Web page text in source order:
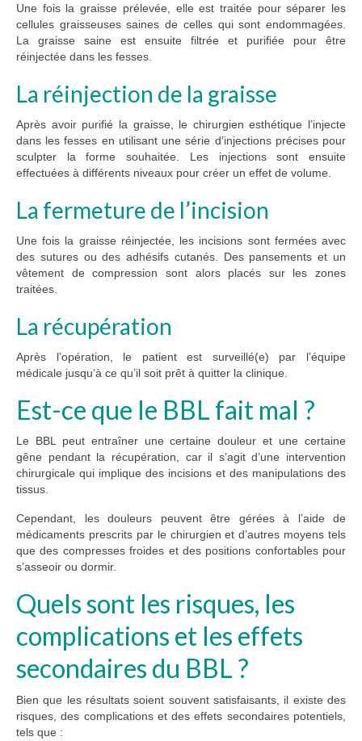
Une fois la graisse prélevée, elle est traitée pour séparer les
cellules graisseuses saines de celles qui sont endommagées.
La graisse saine est ensuite filtrée et purifiée pour être
réinjectée dans les fesses.
La réinjection de la graisse
Après avoir purifié la graisse, le chirurgien esthétique l’injecte
dans les fesses en utilisant une série d’injections précises pour
sculpter la forme souhaitée. Les injections sont ensuite
effectuées à différents niveaux pour créer un effet de volume.
La fermeture de l’incision
Une fois la graisse réinjectée, les incisions sont fermées avec
des sutures ou des adhésifs cutanés. Des pansements et un
vêtement de compression sont alors placés sur les zones
traitées.
La récupération
Après l’opération, le patient est surveillé(e) par l’équipe
médicale jusqu’à ce qu’il soit prêt à quitter la clinique.
Est-ce que le BBL fait mal ?
Le BBL peut entraîner une certaine douleur et une certaine
gêne pendant la récupération, car il s’agit d’une intervention
chirurgicale qui implique des incisions et des manipulations des
tissus.
Cependant, les douleurs peuvent être gérées à l’aide de
médicaments prescrits par le chirurgien et d’autres moyens tels
que des compresses froides et des positions confortables pour
s’asseoir ou dormir.
Quels sont les risques, les
complications et les effets
secondaires du BBL ?
Bien que les résultats soient souvent satisfaisants, il existe des
risques, des complications et des effets secondaires potentiels,
tels que :